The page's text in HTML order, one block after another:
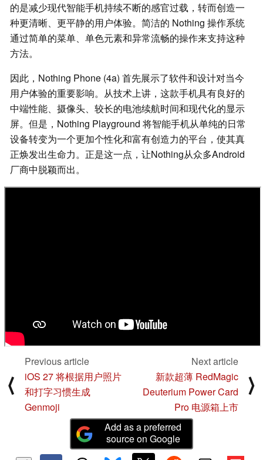
的是减少现代智能手机持续不断的感官过载，转而创造一
种更清晰、更平静的用户体验。简洁的 Nothing 操作系统
通过简单的菜单、单色元素和异常流畅的操作来支持这种
方法。
因此，Nothing Phone (4a) 首先展示了软件和设计对当今
用户体验的重要影响。从技术上讲，这款手机具有良好的
中端性能、摄像头、较长的电池续航时间和现代化的显示
屏。但是，Nothing Playground 将智能手机从单纯的日常
设备转变为一个更加个性化和富有创造力的平台，使其真
正焕发出生命力。正是这一点，让Nothing从众多Android
厂商中脱颖而出。
⟨
Previous article
iOS 27 将根据用户照片
和打字习惯生成
Genmoji
Next article
新款超薄 RedMagic
Deuterium Power Card
Pro 电源箱上市
⟩
Add as a preferred
source on Google